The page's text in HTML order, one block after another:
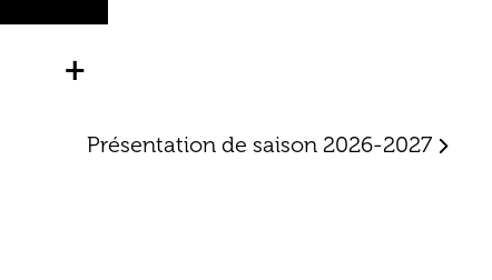
+
Présentation de saison 2026-2027